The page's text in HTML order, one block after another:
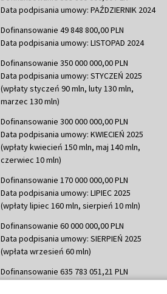
Data podpisania umowy: PAŹDZIERNIK 2024
Dofinansowanie 49 848 800,00 PLN
Data podpisania umowy: LISTOPAD 2024
Dofinansowanie 350 000 000,00 PLN
Data podpisania umowy: STYCZEŃ 2025
(wpłaty styczeń 90 mln, luty 130 mln,
marzec 130 mln)
Dofinansowanie 300 000 000,00 PLN
Data podpisania umowy: KWIECIEŃ 2025
(wpłaty kwiecień 150 mln, maj 140 mln,
czerwiec 10 mln)
Dofinansowanie 170 000 000,00 PLN
Data podpisania umowy: LIPIEC 2025
(wpłaty lipiec 160 mln, sierpień 10 mln)
Dofinansowanie 60 000 000,00 PLN
Data podpisania umowy: SIERPIEŃ 2025
(wpłata wrzesień 60 mln)
Dofinansowanie 635 783 051,21 PLN